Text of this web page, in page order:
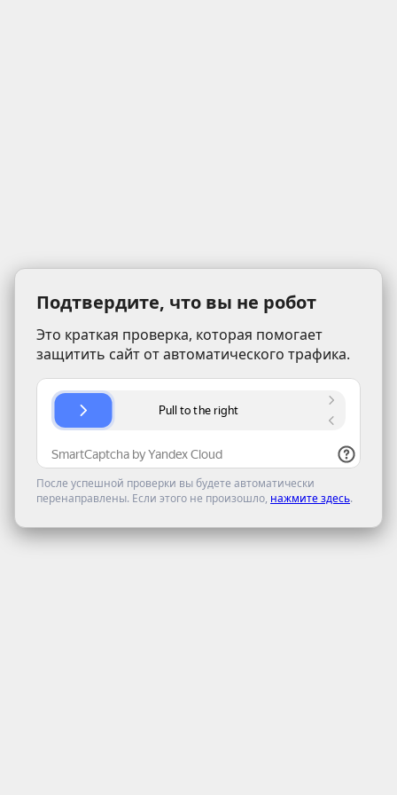
Подтвердите, что вы не робот
Это краткая проверка, которая помогает
защитить сайт от автоматического трафика.
После успешной проверки вы будете автоматически
перенаправлены. Если этого не произошло, нажмите здесь.